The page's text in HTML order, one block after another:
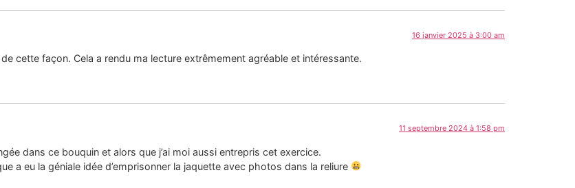
16 janvier 2025 à 3:00 am
cette façon. Cela a rendu ma lecture extrêmement agréable et intéressante.
11 septembre 2024 à 1:58 pm
dans ce bouquin et alors que j’ai moi aussi entrepris cet exercice.
a eu la géniale idée d’emprisonner la jaquette avec photos dans la reliure